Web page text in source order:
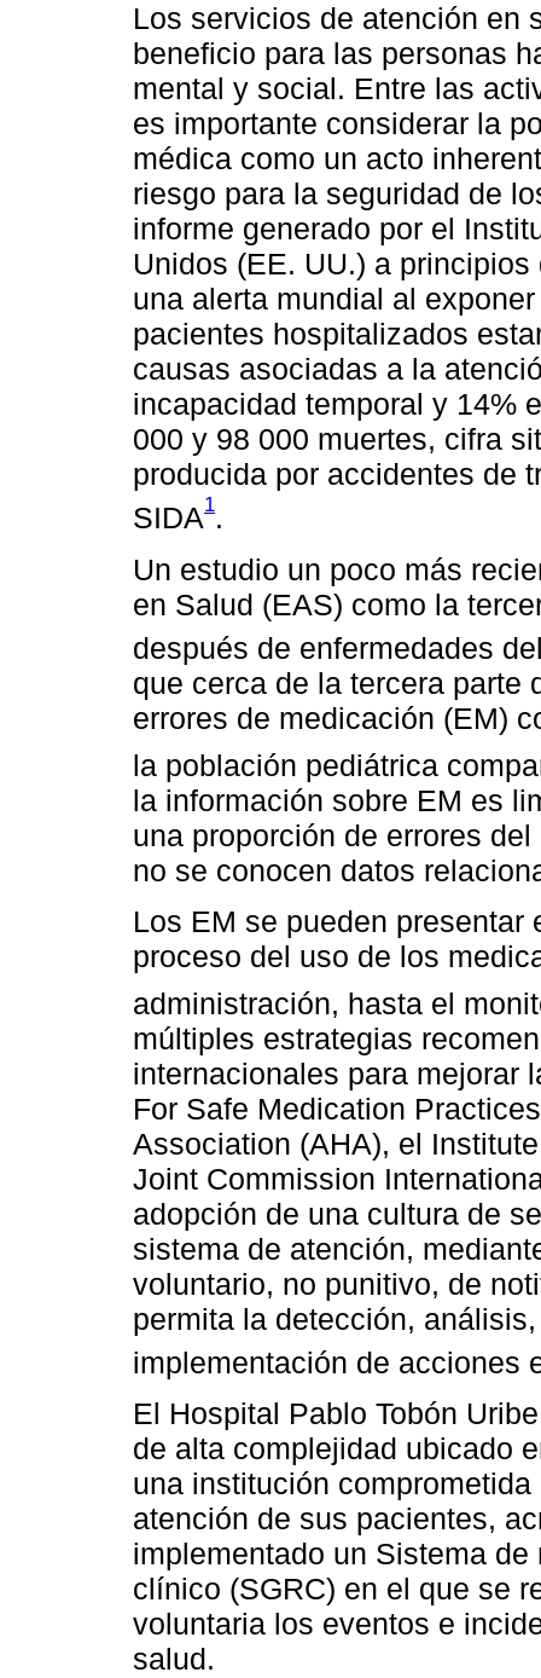
Los servicios de atención en
beneficio para las personas
mental y social. Entre las
es importante considerar la
médica como un acto
riesgo para la seguridad de
informe generado por el
Unidos (EE. UU.) a
una alerta mundial al
pacientes hospitalizados
causas asociadas a la
incapacidad temporal y 14%
000 y 98 000 muertes, cifra
producida por accidentes de
SIDA1.
Un estudio un poco más
en Salud (EAS) como la
después de enfermedades
que cerca de la tercera parte
errores de medicación (EM)
la población pediátrica
la información sobre EM es
una proporción de errores
no se conocen datos
Los EM se pueden
proceso del uso de los
administración, hasta el
múltiples estrategias
internacionales para mejorar
For Safe Medication
Association (AHA), el
Joint Commission
adopción de una cultura de
sistema de atención,
voluntario, no punitivo, de
permita la detección,
implementación de acciones
El Hospital Pablo Tobón
de alta complejidad ubicado
una institución
atención de sus pacientes,
implementado un Sistema
clínico (SGRC) en el que se
voluntaria los eventos e
salud.